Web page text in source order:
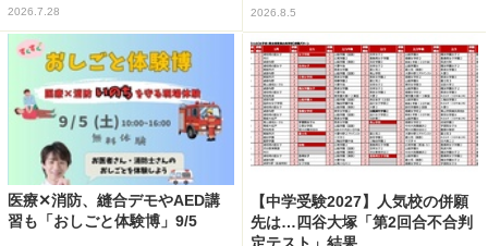
2026.7.28 2026.8.5
医療✕消防、縫合デモやAED講
習も「おしごと体験博」9/5
【中学受験2027】人気校の併願
先は…四谷大塚「第2回合不合判
定テスト」結果